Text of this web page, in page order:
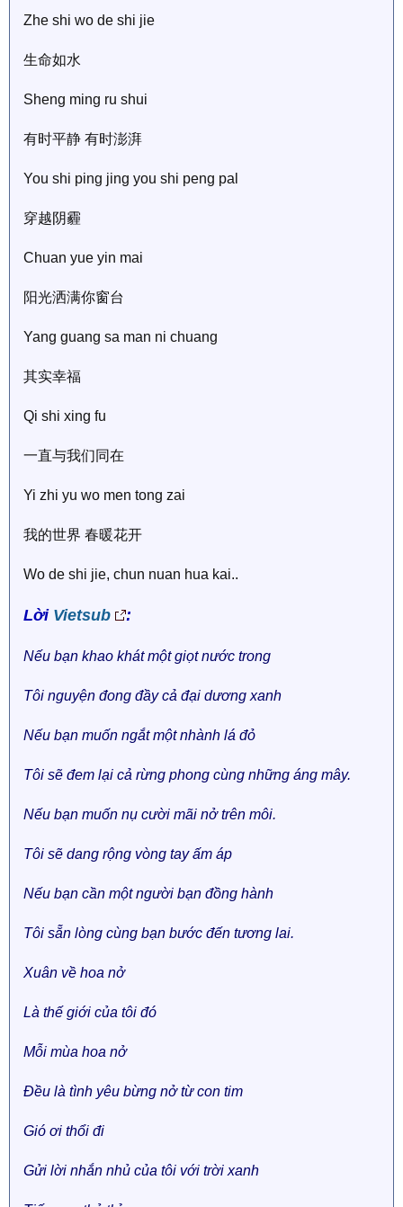
Zhe shi wo de shi jie
生命如水
Sheng ming ru shui
有时平静 有时澎湃
You shi ping jing you shi peng pal
穿越阴霾
Chuan yue yin mai
阳光洒满你窗台
Yang guang sa man ni chuang
其实幸福
Qi shi xing fu
一直与我们同在
Yi zhi yu wo men tong zai
我的世界 春暖花开
Wo de shi jie, chun nuan hua kai..
Lời Vietsub :
Nếu bạn khao khát một giọt nước trong
Tôi nguyện đong đầy cả đại dương xanh
Nếu bạn muốn ngắt một nhành lá đỏ
Tôi sẽ đem lại cả rừng phong cùng những áng mây.
Nếu bạn muốn nụ cười mãi nở trên môi.
Tôi sẽ dang rộng vòng tay ấm áp
Nếu bạn cần một người bạn đồng hành
Tôi sẵn lòng cùng bạn bước đến tương lai.
Xuân về hoa nở
Là thế giới của tôi đó
Mỗi mùa hoa nở
Đều là tình yêu bừng nở từ con tim
Gió ơi thổi đi
Gửi lời nhắn nhủ của tôi với trời xanh